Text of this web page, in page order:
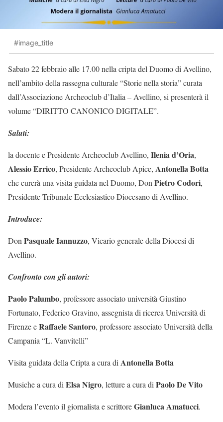
#image_title
Sabato 22 febbraio alle 17.00 nella cripta del Duomo di Avellino,
nell’ambito della rassegna culturale “Storie nella storia” curata
dall’Associazione Archeoclub d’Italia – Avellino, si presenterà il
volume “DIRITTO CANONICO DIGITALE”.
Saluti:
la docente e Presidente Archeoclub Avellino, Ilenia d’Oria,
Alessio Errico, Presidente Archeoclub Apice, Antonella Botta
che curerà una visita guidata nel Duomo, Don Pietro Codori,
Presidente Tribunale Ecclesiastico Diocesano di Avellino.
Introduce:
Don Pasquale Iannuzzo, Vicario generale della Diocesi di
Avellino.
Confronto con gli autori:
Paolo Palumbo, professore associato università Giustino
Fortunato, Federico Gravino, assegnista di ricerca Università di
Firenze eRaffaele Santoro, professore associato Università della
Campania “L. Vanvitelli”
Visita guidata della Cripta a cura di Antonella Botta
Musiche a cura di Elsa Nigro, letture a cura di Paolo De Vito
Modera l’evento il giornalista e scrittoreGianluca Amatucci.